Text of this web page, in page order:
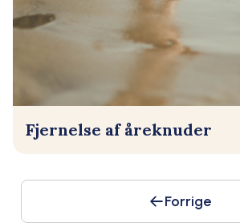
Fjernelse af åreknuder
Forrige